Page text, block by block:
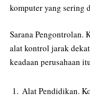
komputer yang sering
Sarana Pengontrolan.
alat kontrol jarak
keadaan perusahaan
Alat Pendidikan.